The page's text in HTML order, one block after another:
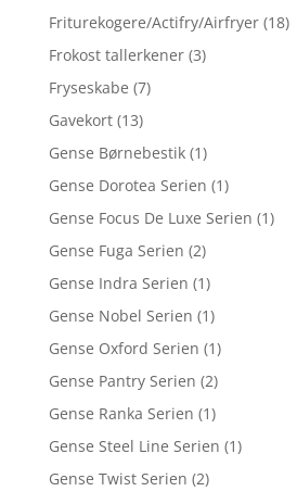
Friturekogere/Actifry/Airfryer (18)
Frokost tallerkener (3)
Fryseskabe (7)
Gavekort (13)
Gense Børnebestik (1)
Gense Dorotea Serien (1)
Gense Focus De Luxe Serien (1)
Gense Fuga Serien (2)
Gense Indra Serien (1)
Gense Nobel Serien (1)
Gense Oxford Serien (1)
Gense Pantry Serien (2)
Gense Ranka Serien (1)
Gense Steel Line Serien (1)
Gense Twist Serien (2)